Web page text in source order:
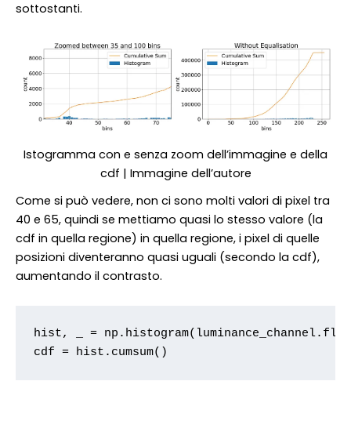
sottostanti.
Istogramma con e senza zoom dell’immagine e della
cdf | Immagine dell’autore
Come si può vedere, non ci sono molti valori di pixel tra
40 e 65, quindi se mettiamo quasi lo stesso valore (la
cdf in quella regione) in quella regione, i pixel di quelle
posizioni diventeranno quasi uguali (secondo la cdf),
aumentando il contrasto.
hist, _ =
cdf = hist.cumsum()